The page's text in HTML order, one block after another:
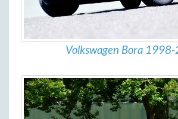
Volkswagen Bora